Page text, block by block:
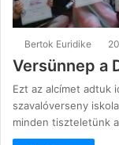
Bertok Euridike
Versünnep a
Ezt az alcímet adtuk
szavalóverseny
minden tiszteletünk